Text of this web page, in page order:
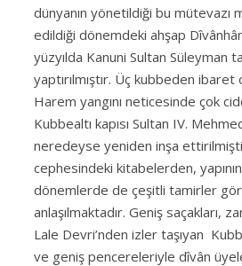
dünyanın yönetildiği bu mütevazı
edildiği dönemdeki ahşap
yüzyılda Kanuni Sultan Süleyman
yaptırılmıştır. Üç kubbeden ibaret
Harem yangını neticesinde çok
Kubbealtı kapısı Sultan IV.
neredeyse yeniden inşa
cephesindeki kitabelerden,
dönemlerde de çeşitli tamirler
anlaşılmaktadır. Geniş saçakları,
Lale Devri’nden izler taşıyan
ve geniş pencereleriyle dîvân